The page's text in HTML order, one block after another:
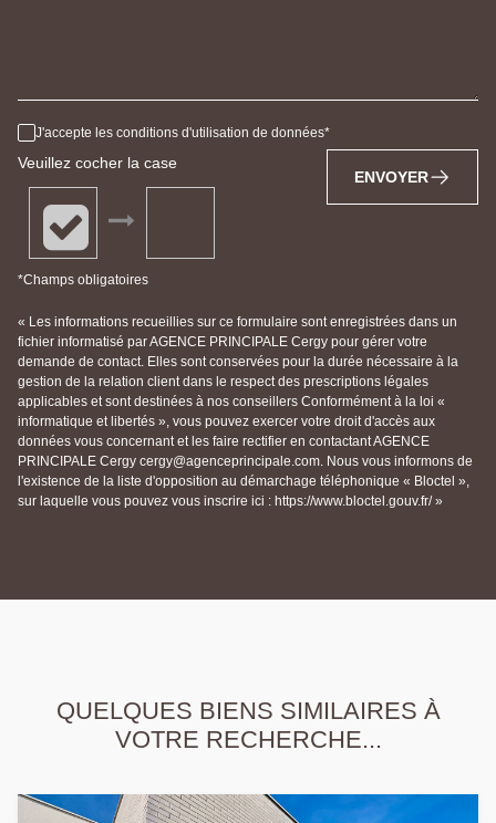
J'accepte les conditions d'utilisation de données
Veuillez cocher la case
*Champs obligatoires
ENVOYER
« Les informations recueillies sur ce formulaire sont enregistrées dans un
fichier informatisé par AGENCE PRINCIPALE Cergy pour gérer votre
demande de contact. Elles sont conservées pour la durée nécessaire à la
gestion de la relation client dans le respect des prescriptions légales
applicables et sont destinées à nos conseillers Conformément à la loi «
informatique et libertés », vous pouvez exercer votre droit d'accès aux
données vous concernant et les faire rectifier en contactant AGENCE
PRINCIPALE Cergy cergy@agenceprincipale.com. Nous vous informons de
l'existence de la liste d'opposition au démarchage téléphonique « Bloctel »,
sur laquelle vous pouvez vous inscrire ici : https://www.bloctel.gouv.fr/ »
QUELQUES BIENS SIMILAIRES À
VOTRE RECHERCHE...